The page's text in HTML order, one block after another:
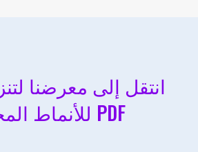
انتقل إلى معرضنا
PDF للأنماط المجانية!